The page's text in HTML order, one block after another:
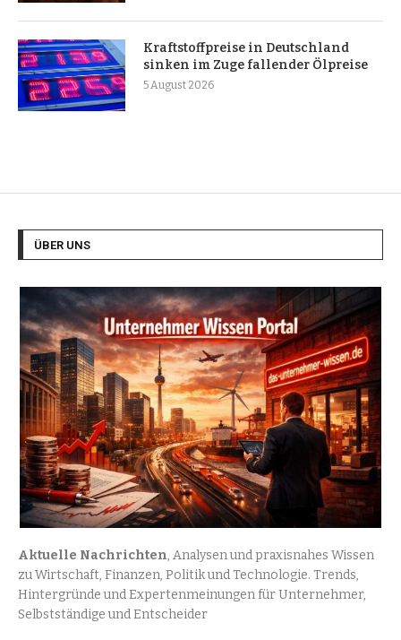
Kraftstoffpreise in Deutschland
sinken im Zuge fallender Ölpreise
5 August 2026
ÜBER UNS
Aktuelle Nachrichten, Analysen und praxisnahes Wissen
zu Wirtschaft, Finanzen, Politik und Technologie. Trends,
Hintergründe und Expertenmeinungen für Unternehmer,
Selbstständige und Entscheider